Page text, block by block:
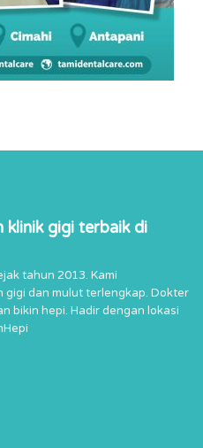
klinik gigi terbaik di
tahun 2013. Kami
dan mulut terlengkap. Dokter
bikin hepi. Hadir dengan lokasi